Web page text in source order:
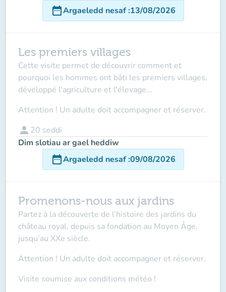
date_rangeArgaeledd nesaf:13/08/2026
Les premiers villages
Cette visite permet de découvrir comment et
pourquoi les hommes ont bâti les premiers villages,
développé l'agriculture et l'élevage...
Attention ! Un adulte doit accompagner et réserver.
person 20 seddi
Dim slotiau ar gael heddiw
date_rangeArgaeledd nesaf:09/08/2026
Promenons-nous aux jardins
Partez à la découverte de l’histoire des jardins du
château royal, depuis sa fondation au Moyen Âge,
jusqu’au XXe siècle.
Attention ! Un adulte doit accompagner et réserver.
Visite soumise aux conditions météo !